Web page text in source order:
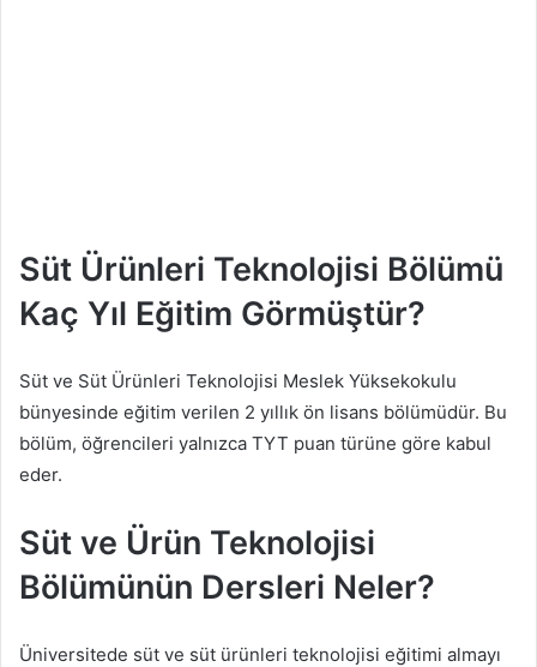
Süt Ürünleri Teknolojisi Bölümü
Kaç Yıl Eğitim Görmüştür?
Süt ve Süt Ürünleri Teknolojisi Meslek Yüksekokulu
bünyesinde eğitim verilen 2 yıllık ön lisans bölümüdür. Bu
bölüm, öğrencileri yalnızca TYT puan türüne göre kabul
eder.
Süt ve Ürün Teknolojisi
Bölümünün Dersleri Neler?
Üniversitede süt ve süt ürünleri teknolojisi eğitimi almayı